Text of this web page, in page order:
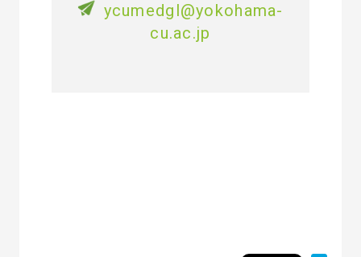
ycumedgl@yokohama-
cu.ac.jp